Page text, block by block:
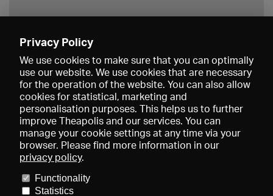
About us
Imprint
Privacy Policy
We use cookies to make sure that you can optimally
use our website. We use cookies that are necessary
for the operation of the website. You can also allow
cookies for statistical, marketing and
personalisation purposes. This helps us to further
improve Theapolis and our services. You can
manage your cookie settings at any time via your
browser. Please find more information in our
privacy policy.
Functionality
Statistics